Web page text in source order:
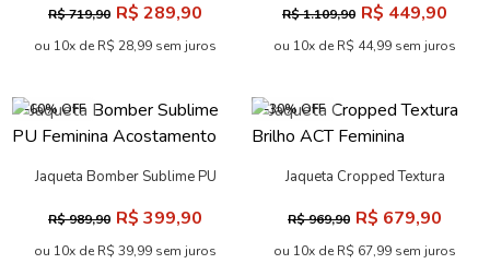
R$ 719,90 R$ 289,90
ou 10x de R$ 28,99 sem juros
R$ 1.109,90 R$ 449,90
ou 10x de R$ 44,99 sem juros
-60% OFF
Jaqueta Bomber Sublime PU
R$ 989,90 R$ 399,90
ou 10x de R$ 39,99 sem juros
-30% OFF
Jaqueta Cropped Textura
R$ 969,90 R$ 679,90
ou 10x de R$ 67,99 sem juros